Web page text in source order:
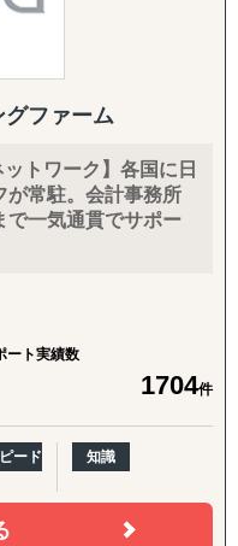
以上配置。進出後も
います。
マレーシア・カンボ
シンガポール・台湾・
ウジアラビア・イン
ンス・ドイツ
や得意・不得意な分野
ファーム
トワーク】各国に日
が常駐。会計事務所
で一気通貫でサポー
ート実績数
1704件
ード 知識